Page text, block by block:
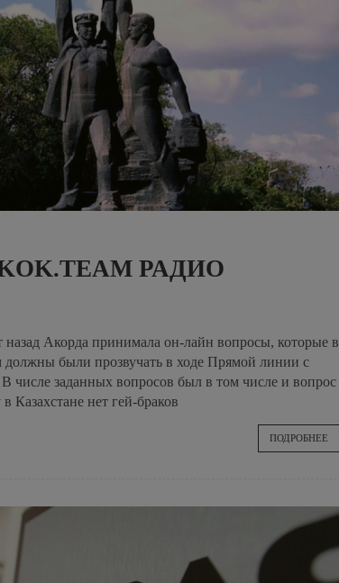
РАДИО
назад Акорда принимала он-лайн вопросы, которые в
были прозвучать в ходе Прямой линии с
числе заданных вопросов был в том числе и вопрос
Казахстане нет гей-браков
ПОДРОБНЕЕ